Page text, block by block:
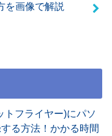
を画像で解説
トフライヤー)にパソ
る方法！かかる時間